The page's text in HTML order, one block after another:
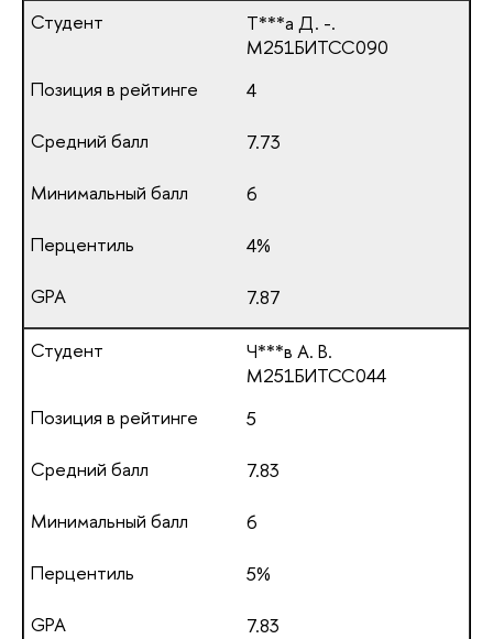
Т***а Д. -.
М251БИТСС090
4
7.73
6
4%
7.87
Ч***в А. В.
М251БИТСС044
5
7.83
6
5%
7.83